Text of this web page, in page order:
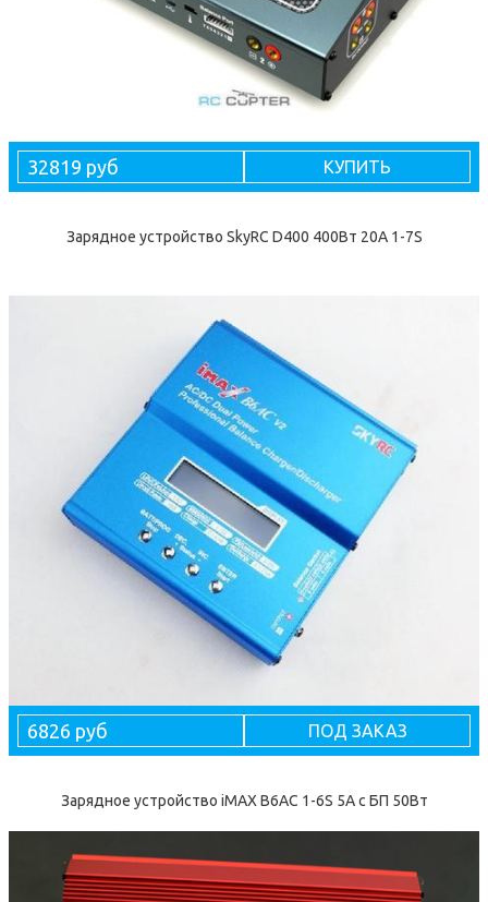
32819 руб КУПИТЬ
Зарядное устройство SkyRC D400 400Вт 20А 1-7S
6826 руб ПОД ЗАКАЗ
Зарядное устройство iMAX B6AC 1-6S 5A с БП 50Вт